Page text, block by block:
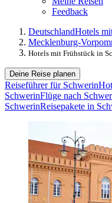
Feedback
DeutschlandHotels
Mecklenburg-
Hotels mit Frühstück in
Deine Reise planen
Reiseführer für Schwerin
SchwerinFlüge nach
SchwerinReisepakete in